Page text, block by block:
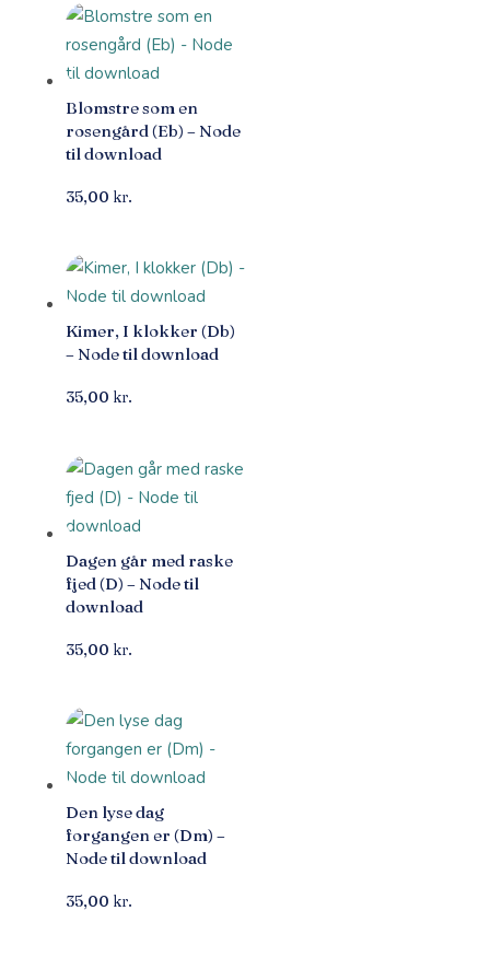
Blomstre som en
rosengård (Eb) – Node
til download
35,00 kr.
Kimer, I klokker (Db)
– Node til download
35,00 kr.
Dagen går med raske
fjed (D) – Node til
download
35,00 kr.
Den lyse dag
forgangen er (Dm) –
Node til download
35,00 kr.